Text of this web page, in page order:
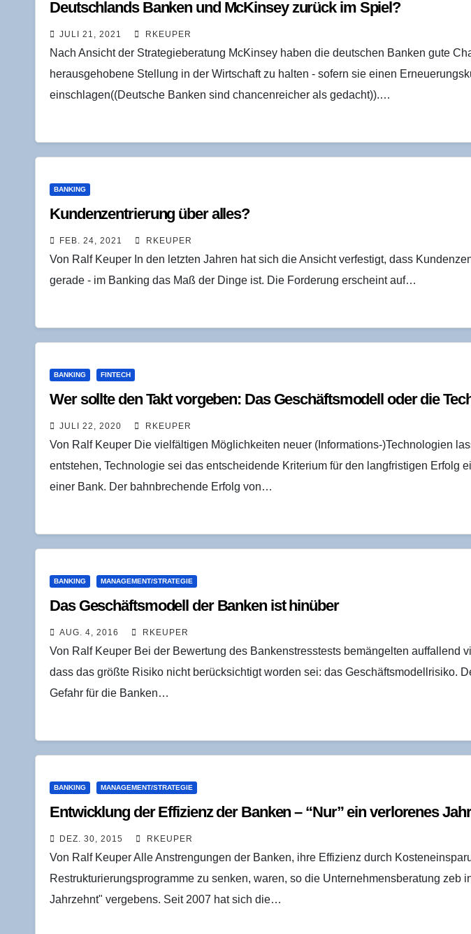
Deutsch­lands Ban­ken und McK­in­sey zurück im Spiel?
JULI 21, 2021 RKEUPER
Nach Ansicht der Strategieberatung McKinsey haben die deutschen Banken gute
herausgehobene Stellung in der Wirtschaft zu halten - sofern sie einen
einschlagen((Deutsche Banken sind chancenreicher als gedacht)).…
BANKING
Kun­den­zen­trie­rung über alles?
FEB. 24, 2021 RKEUPER
Von Ralf Keuper In den letzten Jahren hat sich die Ansicht verfestigt, dass
gerade - im Banking das Maß der Dinge ist. Die Forderung erscheint auf…
BANKING FINTECH
Wer soll­te den Takt vor­ge­ben: Das Geschäfts­mo­dell oder die
JULI 22, 2020 RKEUPER
Von Ralf Keuper Die vielfältigen Möglichkeiten neuer (Informations-)Technologien
entstehen, Technologie sei das entscheidende Kriterium für den langfristigen Erfolg
einer Bank. Der bahnbrechende Erfolg von…
BANKING MANAGEMENT/STRATEGIE
Das Geschäfts­mo­dell der Ban­ken ist hinüber
AUG. 4, 2016 RKEUPER
Von Ralf Keuper Bei der Bewertung des Bankenstresstests bemängelten auffallend
dass das größte Risiko nicht berücksichtigt worden sei: das Geschäftsmodellrisiko.
Gefahr für die Banken…
BANKING MANAGEMENT/STRATEGIE
Ent­wick­lung der Effi­zi­enz der Ban­ken – “Nur” ein ver­lo­re­nes
DEZ. 30, 2015 RKEUPER
Von Ralf Keuper Alle Anstrengungen der Banken, ihre Effizienz durch
Restrukturierungsprogramme zu senken, waren, so die Unternehmensberatung zeb
Jahrzehnt" vergebens. Seit 2007 hat sich die…